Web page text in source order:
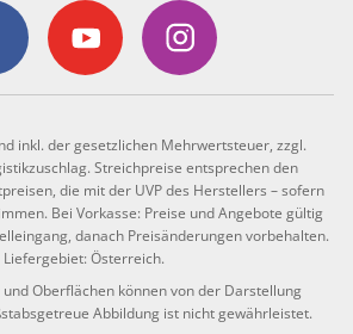
inkl. der gesetzlichen Mehrwertsteuer, zzgl.
Streichpreise entsprechen den
die mit der UVP des Herstellers – sofern
Bei Vorkasse: Preise und Angebote gültig
danach Preisänderungen vorbehalten.
Liefergebiet: Österreich.
und Oberflächen können von der Darstellung
Abbildung ist nicht gewährleistet.